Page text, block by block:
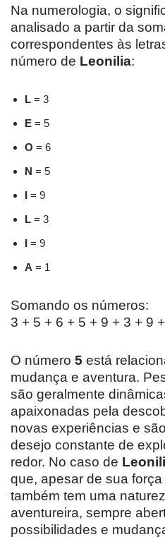
Na numerologia, o
analisado a partir da
correspondentes às
número de Leonilia:
L = 3
E = 5
O = 6
N = 5
I = 9
L = 3
I = 9
A = 1
Somando os números:
3 + 5 + 6 + 5 + 9 + 3 + 9
O número 5 está
mudança e aventura.
são geralmente
apaixonadas pela
novas experiências e
desejo constante de
redor. No caso de
que, apesar de sua
também tem uma
aventureira, sempre
possibilidades e